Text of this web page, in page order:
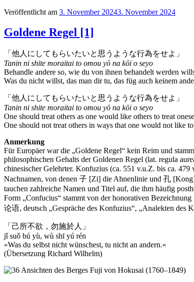
Veröffentlicht am 3. November 20243. November 2024
Goldene Regel [1]
「他人にしてもらいたいと思うような行為をせよ」
Tanin ni shite moraitai to omou yō na kōi o seyo
Behandle andere so, wie du von ihnen behandelt werden
Was du nicht willst, das man dir tu, das füg auch keinem
「他人にしてもらいたいと思うような行為をせよ」
Tanin ni shite moraitai to omou yō na kōi o seyo
One should treat others as one would like others to treat
One should not treat others in ways that one would not like to
Anmerkung
Für Europäer war die „Goldene Regel“ kein Reim und
philosophischen Gehalts der Goldenen Regel (lat. regula
chinesischer Gelehrter. Konfuzius (ca. 551 v.u.Z. bis ca.
Nachnamen, von denen 子 [Zi] die Ahnenlinie und 孔
tauchen zahlreiche Namen und Titel auf, die ihm häufig
Form „Confucius“ stammt von der honorativen
论语, deutsch „Gespräche des Konfuzius“, „Analekten des
「己所不欲，勿施於人」
jǐ suǒ bú yù, wù shī yú rén
»Was du selbst nicht wünschest, tu nicht an andern.«
(Übersetzung Richard Wilhelm)